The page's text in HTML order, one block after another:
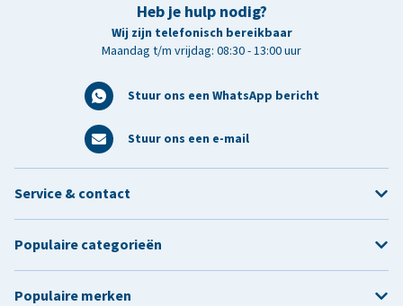
Heb je hulp nodig?
Wij zijn telefonisch bereikbaar
Maandag t/m vrijdag: 08:30 - 13:00 uur
Stuur ons een WhatsApp bericht
Stuur ons een e-mail
Service & contact
Populaire categorieën
Populaire merken